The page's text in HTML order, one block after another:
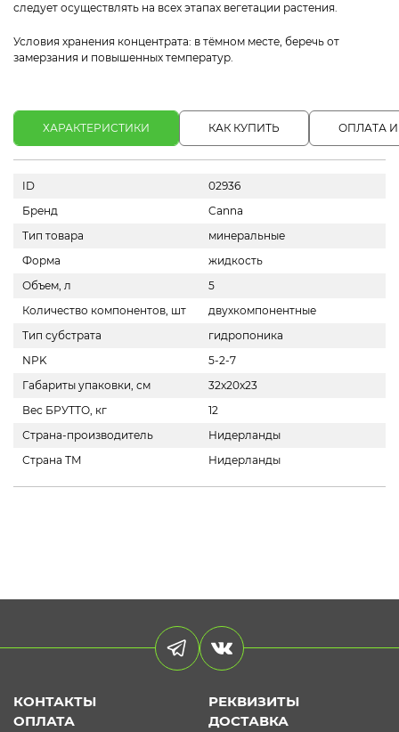
следует осуществлять на всех этапах вегетации растения.
Условия хранения концентрата: в тёмном месте, беречь от
замерзания и повышенных температур.
ХАРАКТЕРИСТИКИ КАК КУПИТЬ ОПЛАТА
ID
02936
Бренд
Canna
Тип товара
минеральные
Форма
жидкость
Объем, л
5
Количество компонентов, шт
двухкомпонентные
Тип субстрата
гидропоника
NPK
5-2-7
Габариты упаковки, см
32x20x23
Вес БРУТТО, кг
12
Страна-производитель
Нидерланды
Страна ТМ
Нидерланды
КОНТАКТЫ
РЕКВИЗИТЫ
ОПЛАТА
ДОСТАВКА